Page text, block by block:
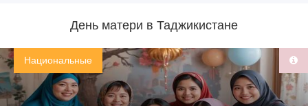
День матери в Таджикистане
Национальные